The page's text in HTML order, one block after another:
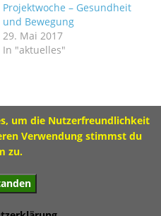
Projektwoche – Gesundheit
und Bewegung
29. Mai 2017
In "aktuelles"
Bad Staffelstein
um die Nutzerfreundlichkeit
Verwendung stimmst du
zu.